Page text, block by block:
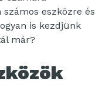
eszközre és
is kezdjünk
már?